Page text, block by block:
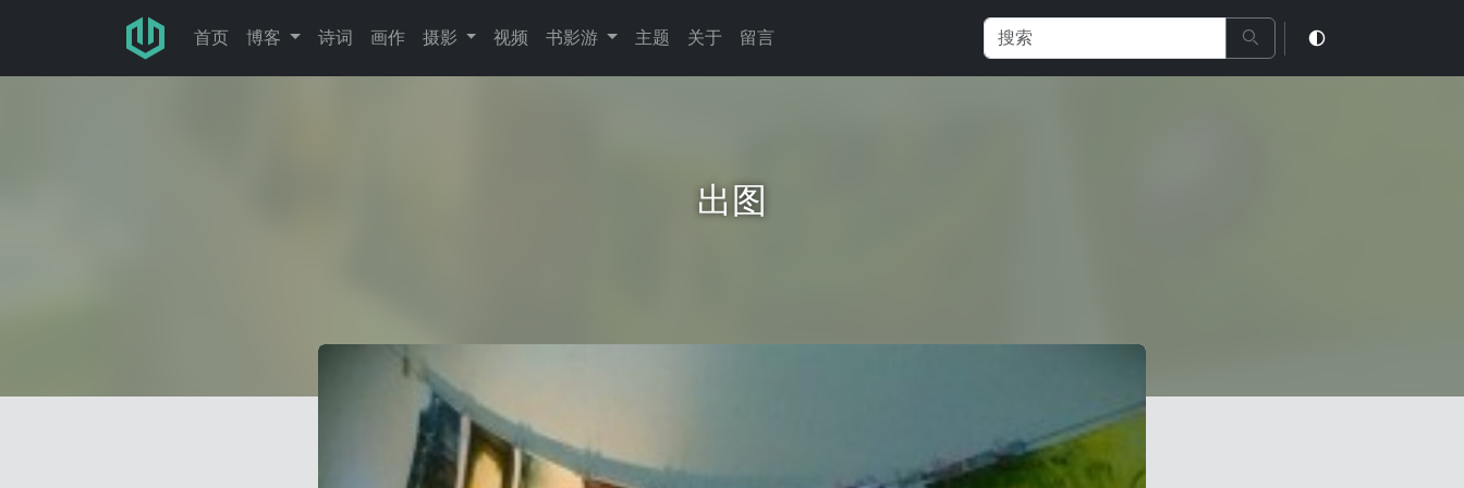
首页
博客 诗词 画作 摄影 视频 书影游 主题 关于 留言
出图